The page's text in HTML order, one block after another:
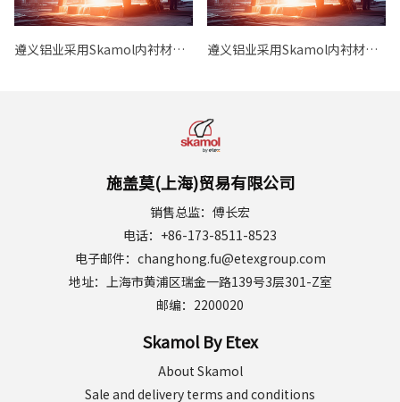
遵义铝业采用Skamol内衬材料
遵义铝业采用Skamol内衬材料
施盖莫(上海)贸易有限公司
销售总监：傅长宏
电话：+86-173-8511-8523
电子邮件：changhong.fu@etexgroup.com
地址：上海市黄浦区瑞金一路139号3层301-Z室
邮编：2200020
Skamol By Etex
About Skamol
Sale and delivery terms and conditions